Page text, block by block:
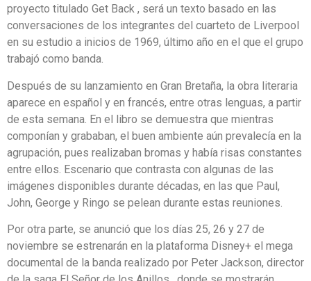
proyecto titulado Get Back , será un texto basado en las
conversaciones de los integrantes del cuarteto de Liverpool
en su estudio a inicios de 1969, último año en el que el grupo
trabajó como banda.
Después de su lanzamiento en Gran Bretaña, la obra literaria
aparece en español y en francés, entre otras lenguas, a partir
de esta semana. En el libro se demuestra que mientras
componían y grababan, el buen ambiente aún prevalecía en la
agrupación, pues realizaban bromas y había risas constantes
entre ellos. Escenario que contrasta con algunas de las
imágenes disponibles durante décadas, en las que Paul,
John, George y Ringo se pelean durante estas reuniones.
Por otra parte, se anunció que los días 25, 26 y 27 de
noviembre se estrenarán en la plataforma Disney+ el mega
documental de la banda realizado por Peter Jackson, director